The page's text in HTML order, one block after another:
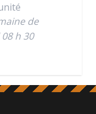
de
h 30